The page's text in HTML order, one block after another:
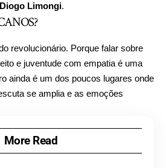
Diogo Limongi.
revolucionário. Porque falar sobre
e juventude com empatia é uma
ainda é um dos poucos lugares onde
se amplia e as emoções
More Read